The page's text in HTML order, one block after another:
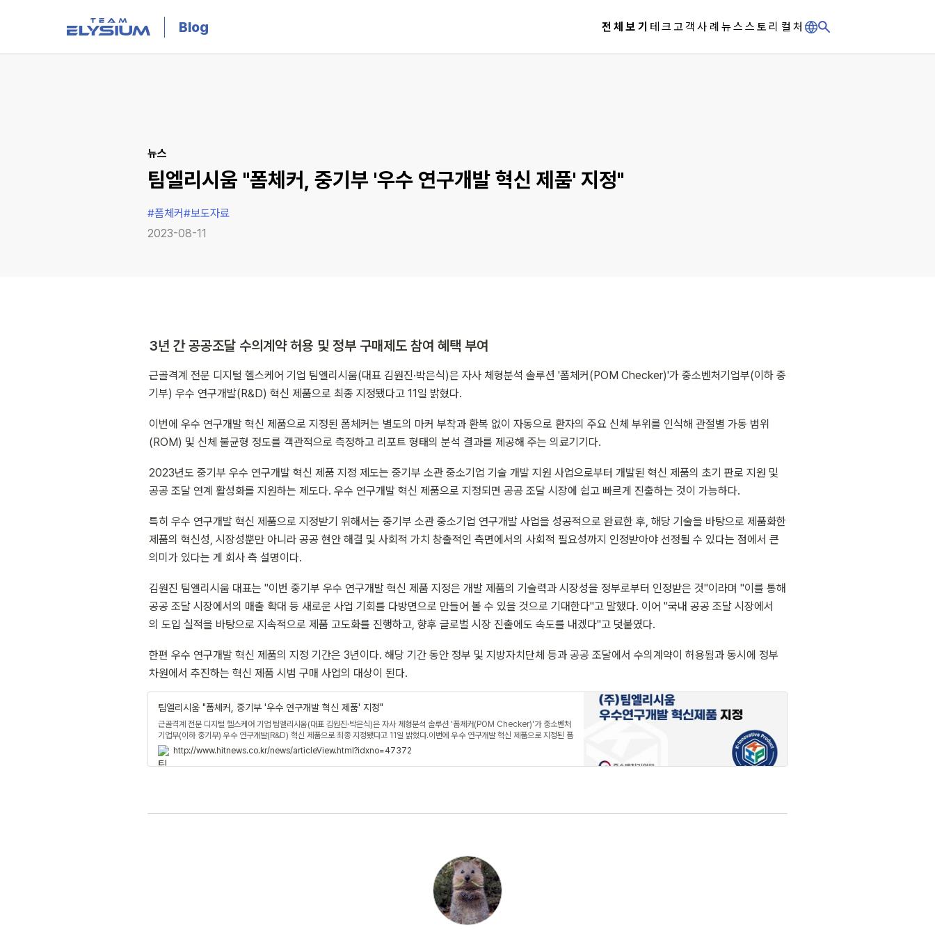
Blog 전체보기 테크고객사례 뉴스스토리 컬처
뉴스
팀엘리시움 "폼체커, 중기부 '우수 연구개발 혁신 제품' 지정"
#폼체커#보도자료
2023-08-11
3년 간 공공조달 수의계약 허용 및 정부 구매제도 참여 혜택 부여
근골격계 전문 디지털 헬스케어 기업 팀엘리시움(대표 김원진·박은식)은 자사 체형분석 솔루션 '폼체커(POM Checker)'가 중소벤처기업부(이하 중
기부) 우수 연구개발(R&D) 혁신 제품으로 최종 지정됐다고 11일 밝혔다.
이번에 우수 연구개발 혁신 제품으로 지정된 폼체커는 별도의 마커 부착과 환복 없이 자동으로 환자의 주요 신체 부위를 인식해 관절별 가동 범위
(ROM) 및 신체 불균형 정도를 객관적으로 측정하고 리포트 형태의 분석 결과를 제공해 주는 의료기기다.
2023년도 중기부 우수 연구개발 혁신 제품 지정 제도는 중기부 소관 중소기업 기술 개발 지원 사업으로부터 개발된 혁신 제품의 초기 판로 지원 및
공공 조달 연계 활성화를 지원하는 제도다. 우수 연구개발 혁신 제품으로 지정되면 공공 조달 시장에 쉽고 빠르게 진출하는 것이 가능하다.
특히 우수 연구개발 혁신 제품으로 지정받기 위해서는 중기부 소관 중소기업 연구개발 사업을 성공적으로 완료한 후, 해당 기술을 바탕으로 제품화한
제품의 혁신성, 시장성뿐만 아니라 공공 현안 해결 및 사회적 가치 창출적인 측면에서의 사회적 필요성까지 인정받아야 선정될 수 있다는 점에서 큰
의미가 있다는 게 회사 측 설명이다.
김원진 팀엘리시움 대표는 "이번 중기부 우수 연구개발 혁신 제품 지정은 개발 제품의 기술력과 시장성을 정부로부터 인정받은 것"이라며 "이를 통해
공공 조달 시장에서의 매출 확대 등 새로운 사업 기회를 다방면으로 만들어 볼 수 있을 것으로 기대한다"고 말했다. 이어 "국내 공공 조달 시장에서
의 도입 실적을 바탕으로 지속적으로 제품 고도화를 진행하고, 향후 글로벌 시장 진출에도 속도를 내겠다"고 덧붙였다.
한편 우수 연구개발 혁신 제품의 지정 기간은 3년이다. 해당 기간 동안 정부 및 지방자치단체 등과 공공 조달에서 수의계약이 허용됨과 동시에 정부
차원에서 추진하는 혁신 제품 시범 구매 사업의 대상이 된다.
팀엘리시움 "폼체커, 중기부 '우수 연구개발 혁신 제품' 지정"
근골격계 전문 디지털 헬스케어 기업 팀엘리시움(대표 김원진·박은식)은 자사 체형분석 솔루션 '폼체커(POM Checker)'가 중소벤처
기업부(이하 중기부) 우수 연구개발(R&D) 혁신 제품으로 최종 지정됐다고 11일 밝혔다.이번에 우수 연구개발 혁신 제품으로 지정된 폼
체커는 별도의 마커 부착과 환복 없이 자동으로 환자의 주요 신체 부위를 인식해 관절별 가동 범위(ROM) 및 신체 불균형 정도를 객관
적으로 측정하고 리포트 형태의 분석 결과를 제공해 주는 의료기기다.2023년도 중기부 우수 연구개발 혁신 제품 지정 제도는 중기부
소관
http://www.hitnews.co.kr/news/articleView.html?idxno=47372